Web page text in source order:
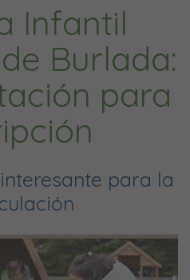
Infantil
Burlada:
para
para la